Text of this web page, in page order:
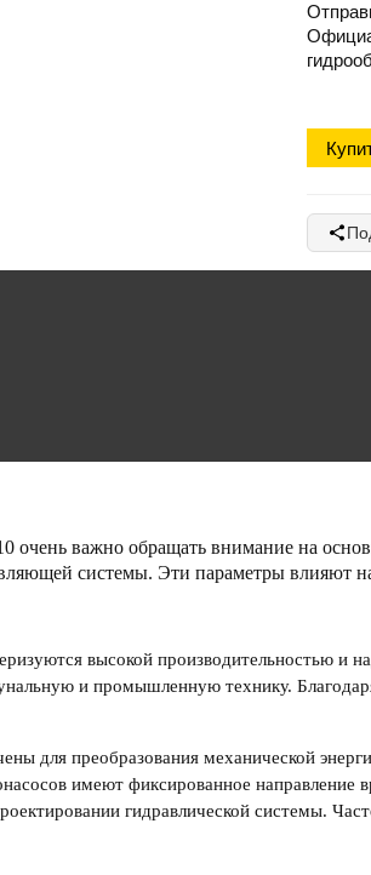
очень важно обращать внимание на
системы. Эти параметры влияют
высокой производительностью
и промышленную технику.
для преобразования механической
имеют фиксированное направление
гидравлической системы.